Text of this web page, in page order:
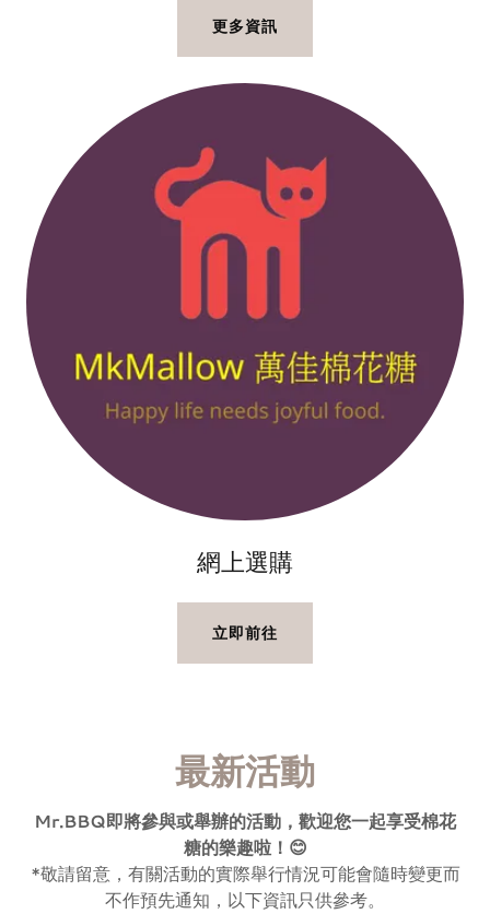
更多資訊
網上選購
立即前往
最新活動
Mr.BBQ即將參與或舉辦的活動，歡迎您一起享受棉花
糖的樂趣啦！😊
*敬請留意，有關活動的實際舉行情況可能會隨時變更而
不作預先通知，以下資訊只供參考。